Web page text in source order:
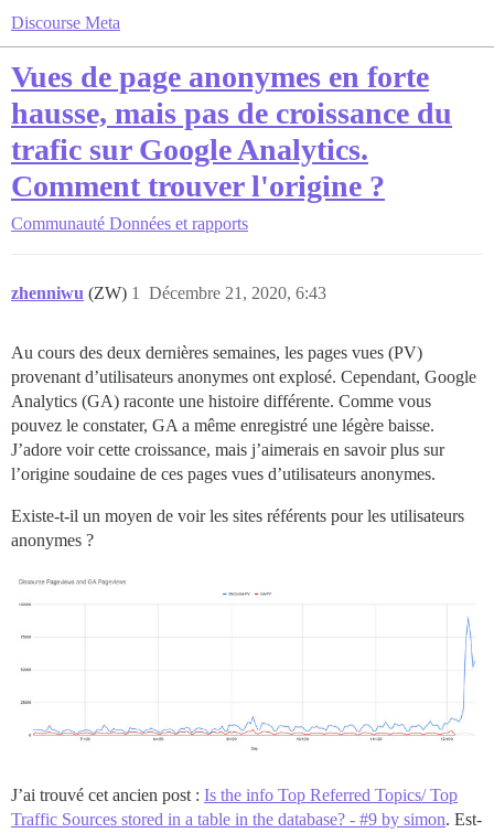
Discourse Meta
Vues de page anonymes en forte
hausse, mais pas de croissance du
trafic sur Google Analytics.
Comment trouver l'origine ?
Communauté Données et rapports
zhenniwu (ZW) Décembre 21, 2020, 6:43
1
Au cours des deux dernières semaines, les pages vues (PV)
provenant d’utilisateurs anonymes ont explosé. Cependant, Google
Analytics (GA) raconte une histoire différente. Comme vous
pouvez le constater, GA a même enregistré une légère baisse.
J’adore voir cette croissance, mais j’aimerais en savoir plus sur
l’origine soudaine de ces pages vues d’utilisateurs anonymes.
Existe-t-il un moyen de voir les sites référents pour les utilisateurs
anonymes ?
J’ai trouvé cet ancien post : Is the info Top Referred Topics/ Top
Traffic Sources stored in a table in the database? - #9 by simon. Est-